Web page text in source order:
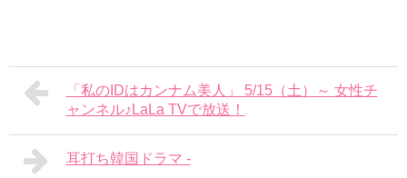
「私のIDはカンナム美人」 5/15（土）～ 女性チ
ャンネル♪LaLa TVで放送！
耳打ち韓国ドラマ -